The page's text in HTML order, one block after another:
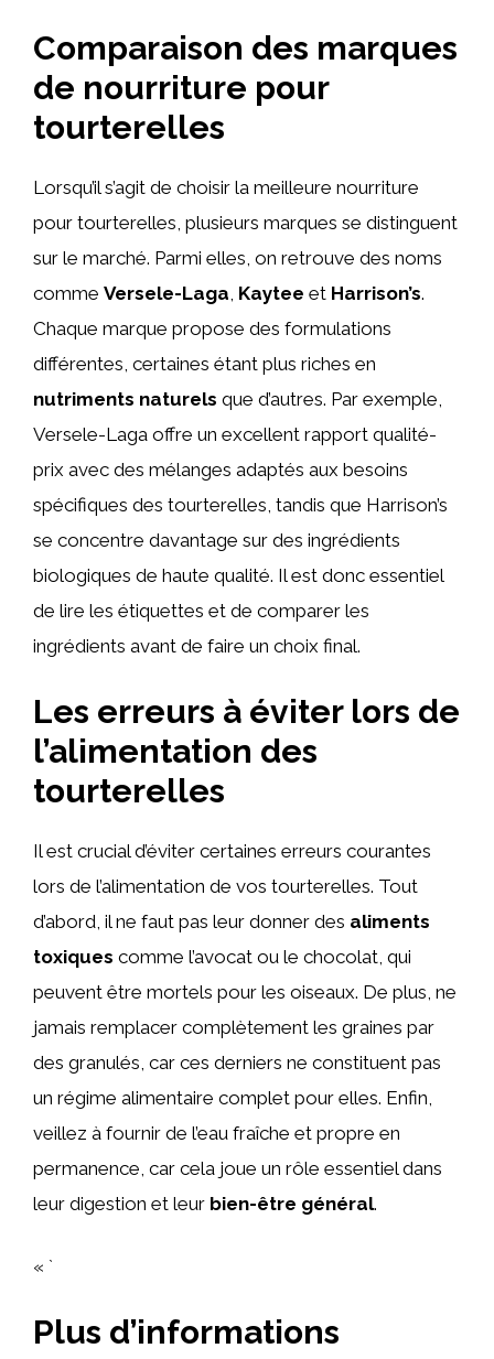
Comparaison des marques
de nourriture pour
tourterelles
Lorsqu’il s’agit de choisir la meilleure nourriture
pour tourterelles, plusieurs marques se distinguent
sur le marché. Parmi elles, on retrouve des noms
comme Versele-Laga, Kaytee et Harrison’s.
Chaque marque propose des formulations
différentes, certaines étant plus riches en
nutriments naturels que d’autres. Par exemple,
Versele-Laga offre un excellent rapport qualité-
prix avec des mélanges adaptés aux besoins
spécifiques des tourterelles, tandis que Harrison’s
se concentre davantage sur des ingrédients
biologiques de haute qualité. Il est donc essentiel
de lire les étiquettes et de comparer les
ingrédients avant de faire un choix final.
Les erreurs à éviter lors de
l’alimentation des
tourterelles
Il est crucial d’éviter certaines erreurs courantes
lors de l’alimentation de vos tourterelles. Tout
d’abord, il ne faut pas leur donner des aliments
toxiques comme l’avocat ou le chocolat, qui
peuvent être mortels pour les oiseaux. De plus, ne
jamais remplacer complètement les graines par
des granulés, car ces derniers ne constituent pas
un régime alimentaire complet pour elles. Enfin,
veillez à fournir de l’eau fraîche et propre en
permanence, car cela joue un rôle essentiel dans
leur digestion et leur bien-être général.
« `
Plus d’informations